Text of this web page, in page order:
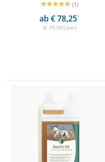
(1)
ab € 78,251
(€ 79,99/Liter)